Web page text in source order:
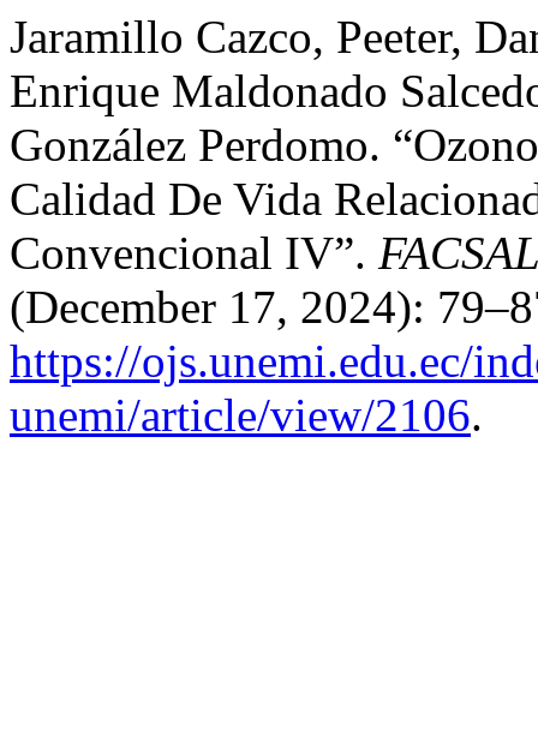
Jaramillo Cazco, Peeter,
Enrique Maldonado
González Perdomo.
Calidad De Vida
Convencional IV”.
(December 17, 2024):
https://ojs.unemi.edu.ec/
unemi/article/view/2106.